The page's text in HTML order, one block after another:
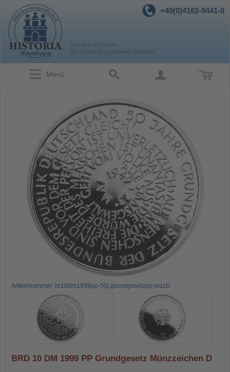
+49(0)4162-9441-0
Menü
Artikelnummer: br10dm1999pp-50j.grundgesetzpp-mzzD
BRD 10 DM 1999 PP Grundgesetz Münzzeichen D